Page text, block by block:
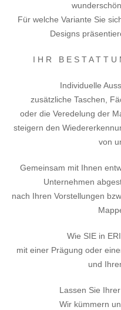
Für welche Variante Sie
Designs
I H R B E S T A T T U
Individuelle
zusätzliche Taschen,
oder die Veredelung der
steigern den
von
Gemeinsam mit Ihnen
Unternehmen
nach Ihren Vorstellungen
Wie SIE in
mit einer Prägung oder
und
Lassen Sie
Wir kümmern